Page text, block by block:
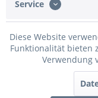
Bewertungen lesen,
Infos zum Hersteller
Folgende Infos
Kunden kauften
Service
Diese Website
Funktionalität bieten
Verwendung